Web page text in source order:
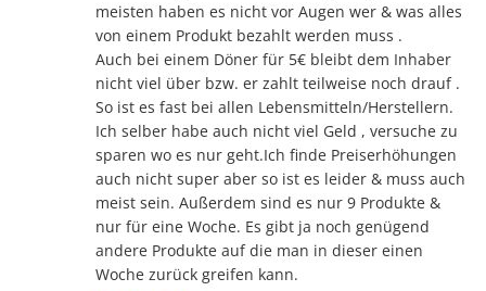
meisten haben es nicht vor Augen wer & was alles
von einem Produkt bezahlt werden muss .
Auch bei einem Döner für 5€ bleibt dem Inhaber
nicht viel über bzw. er zahlt teilweise noch drauf .
So ist es fast bei allen Lebensmitteln/Herstellern.
Ich selber habe auch nicht viel Geld , versuche zu
sparen wo es nur geht.Ich finde Preiserhöhungen
auch nicht super aber so ist es leider & muss auch
meist sein. Außerdem sind es nur 9 Produkte &
nur für eine Woche. Es gibt ja noch genügend
andere Produkte auf die man in dieser einen
Woche zurück greifen kann.